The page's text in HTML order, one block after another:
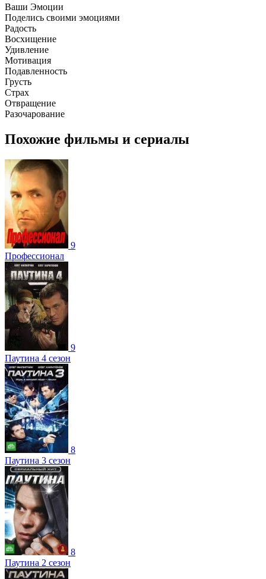
Ваши Эмоции
Поделись своими эмоциями
Радость
Восхищение
Удивление
Мотивация
Подавленность
Грусть
Страх
Отвращение
Разочарование
Похожие фильмы и сериалы
9
Профессионал
9
Паутина 4 сезон
8
Паутина 3 сезон
8
Паутина 2 сезон